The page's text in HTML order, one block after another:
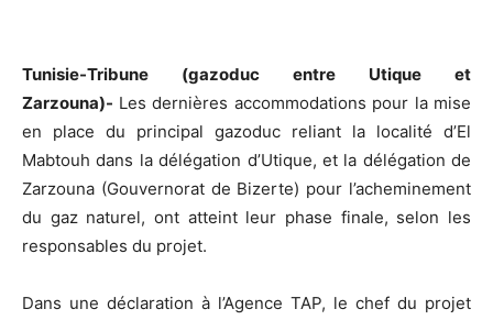
Tunisie-Tribune (gazoduc entre Utique et
Zarzouna)- Les dernières accommodations pour la mise
en place du principal gazoduc reliant la localité d’El
Mabtouh dans la délégation d’Utique, et la délégation de
Zarzouna (Gouvernorat de Bizerte) pour l’acheminement
du gaz naturel, ont atteint leur phase finale, selon les
responsables du projet.
Dans une déclaration à l’Agence TAP, le chef du projet